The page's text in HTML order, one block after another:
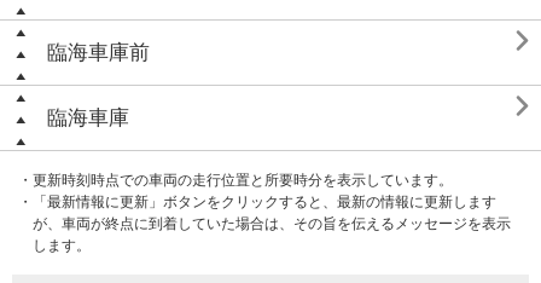
臨海車庫前 
臨海車庫 
・更新時刻時点での車両の走行位置と所要時分を表示しています。
・「最新情報に更新」ボタンをクリックすると、最新の情報に更新します
が、車両が終点に到着していた場合は、その旨を伝えるメッセージを表示
します。